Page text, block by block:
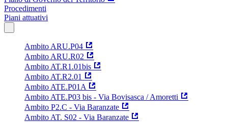
Procedimenti
Piani attuativi
Ambito ARU.P04
Ambito ARU.R02
Ambito AT.R1.01bis
Ambito AT.R2.01
Ambito ATE.P01A
Ambito ATE.P03 bis - Via Bovisasca / Amoretti
Ambito P2.C - Via Baranzate
Ambito AT. S02 - Via Baranzate